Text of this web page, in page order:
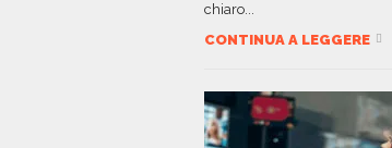
chiaro...
CONTINUA A LEGGERE